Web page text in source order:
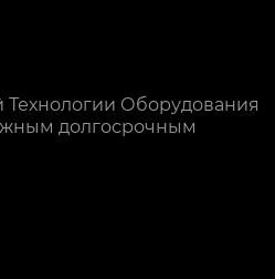
Оборудования
долгосрочным